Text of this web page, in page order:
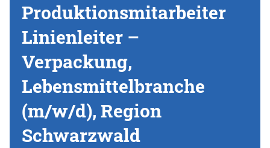
Produktionsmitarbeiter
Linienleiter –
Verpackung,
Lebensmittelbranche
(m/w/d), Region
Schwarzwald